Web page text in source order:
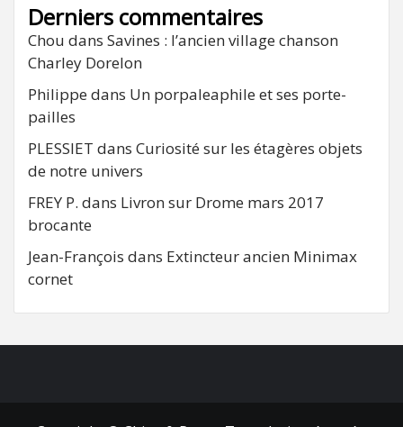
Derniers commentaires
Chou dans Savines : l’ancien village chanson
Charley Dorelon
Philippe dans Un porpaleaphile et ses porte-
pailles
PLESSIET dans Curiosité sur les étagères objets
de notre univers
FREY P. dans Livron sur Drome mars 2017
brocante
Jean-François dans Extincteur ancien Minimax
cornet